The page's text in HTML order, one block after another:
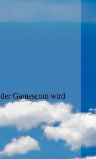
Gamescom wird